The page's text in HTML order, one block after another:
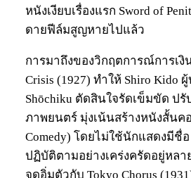
หนังเงียบเรื่องแรก Sword of
ดายฟีล์มสูญหายไปแล้ว
การมาถึงของวิกฤตการณ์การเงิน
Crisis (1927) ทำให้ Shiro Kido
Shōchiku ตัดสินใจรัดเข็มขัด ป
ภาพยนตร์ มุ่งเน้นสร้างหนังสั้นค
Comedy) โดยไม่ใช้นักแสดงมีชื่อ
ปฏิบัติตามอย่างเคร่งครัดอยู่หลา
จุดอิ่มตัวกับ Tokyo Chorus